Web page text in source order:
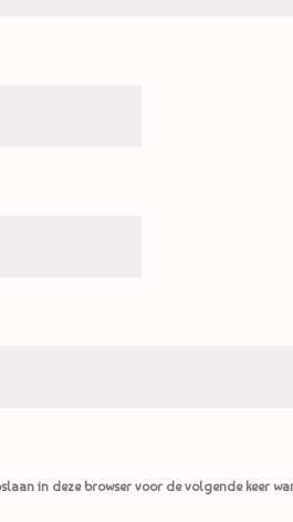
in deze browser voor de volgende keer